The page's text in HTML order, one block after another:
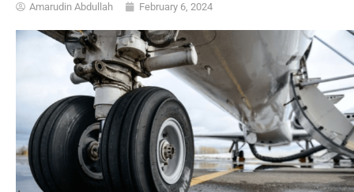
Amarudin Abdullah February 6, 2024